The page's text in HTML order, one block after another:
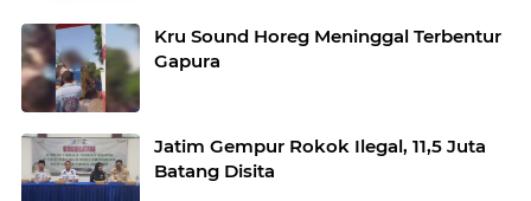
Kru Sound Horeg Meninggal Terbentur
Gapura
Jatim Gempur Rokok Ilegal, 11,5 Juta
Batang Disita